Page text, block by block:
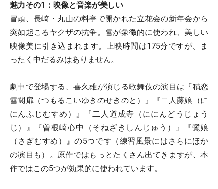
魅力その1：映像と音楽が美しい
冒頭、長崎・丸山の料亭で開かれた立花会の新年会から
突如起こるヤクザの抗争。雪が象徴的に使われ、美しい
映像美に引き込まれます。上映時間は175分ですが、ま
ったく中だるみはありません。
劇中で登場する、喜久雄が演じる歌舞伎の演目は『積恋
雪関扉（つもるこいゆきのせきのと）』『二人藤娘（に
にんふじむすめ）』『二人道成寺（ににんどうじょう
じ）』『曽根崎心中（そねざきしんじゅう）』『鷺娘
（さぎむすめ）』の5つです（練習風景にはさらにほか
の演目も）。原作ではもっとたくさん出てきますが、本
作ではこの5つが効果的に使われています。